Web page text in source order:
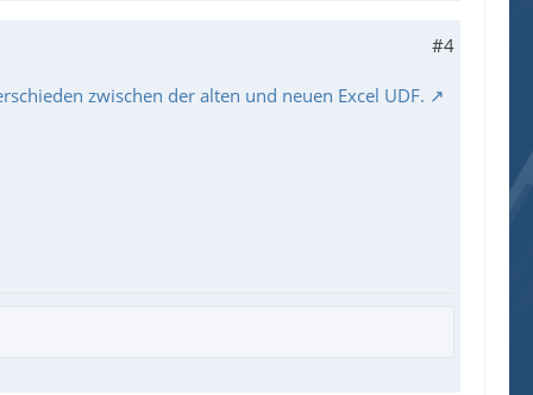
#4
zwischen der alten und neuen Excel UDF.